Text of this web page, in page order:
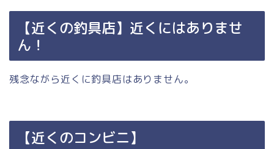
【近くの釣具店】近くにはありませ
ん！
残念ながら近くに釣具店はありません。
【近くのコンビニ】